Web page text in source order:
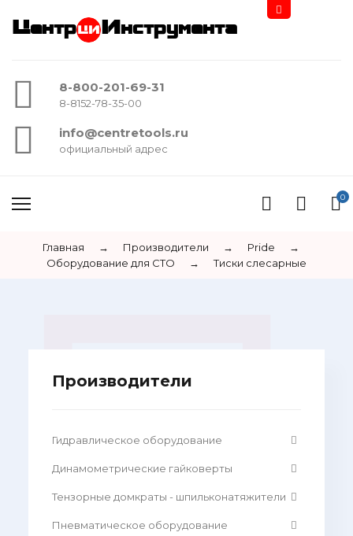
Центр Инструмента
8-800-201-69-31
8-8152-78-35-00
info@centretools.ru
официальный адрес
0
Главная → Производители → Pride
→
Оборудование для СТО
→ Тиски слесарные
Производители
Гидравлическое оборудование
Динамометрические гайковерты
Тензорные домкраты - шпильконатяжители
Пневматическое оборудование